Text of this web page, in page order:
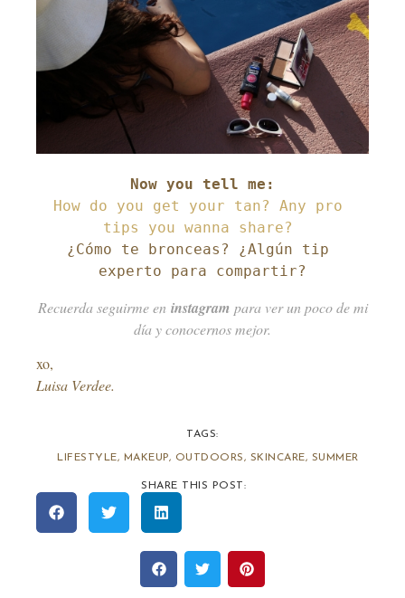
How do you get your tan? Any pro
¿Cómo te bronceas? ¿Algún tip
experto para compartir?
Recuerda seguirme en instagram para ver un poco de mi
día y conocernos mejor.
xo,
Luisa Verdee.
TAGS:
LIFESTYLE, MAKEUP, OUTDOORS, SKINCARE, SUMMER
SHARE THIS POST: